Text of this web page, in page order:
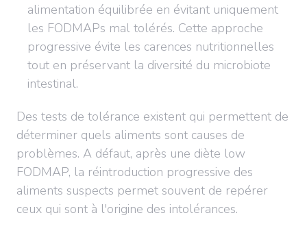
alimentation équilibrée en évitant uniquement
les FODMAPs mal tolérés. Cette approche
progressive évite les carences nutritionnelles
tout en préservant la diversité du microbiote
intestinal.
Des tests de tolérance existent qui permettent de
déterminer quels aliments sont causes de
problèmes. A défaut, après une diète low
FODMAP, la réintroduction progressive des
aliments suspects permet souvent de repérer
ceux qui sont à l'origine des intolérances.